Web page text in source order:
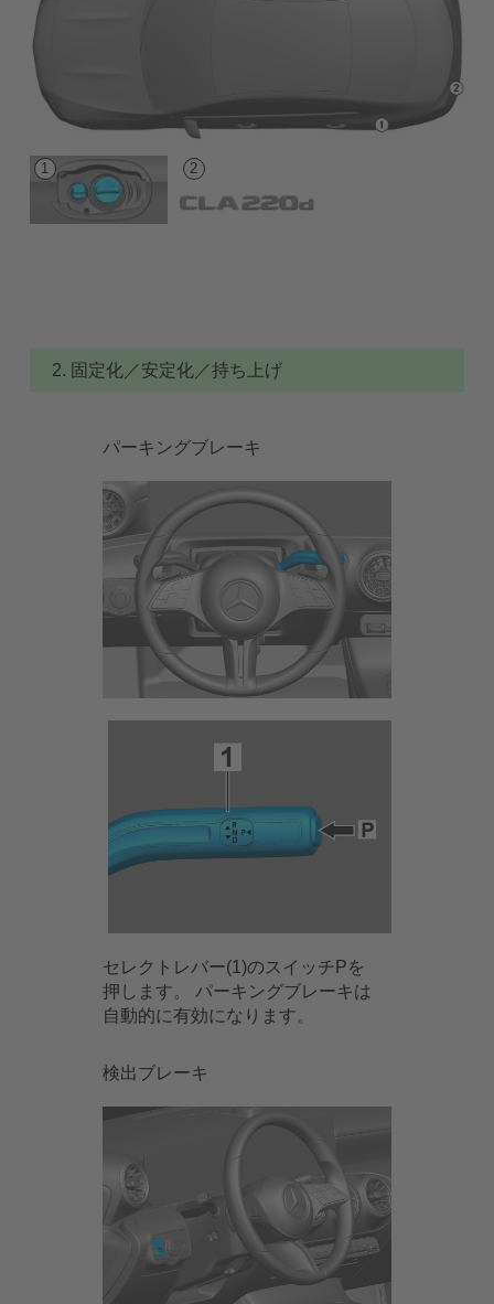
2. 固定化／安定化／持ち上げ
パーキングブレーキ
セレクトレバー(1)のスイッチPを
押します。 パーキングブレーキは
自動的に有効になります。
検出ブレーキ